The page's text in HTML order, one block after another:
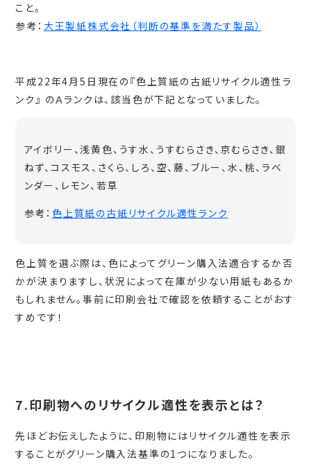
こと。
参考： 大王製紙株式会社（判断の基準を満たす製品）
平成22年4月5日現在の『色上質紙の古紙リサイクル適性ラ
ンク』 のＡランクは、該当色が下記となっていました。
アイボリー、浅黄色、うす水、うすむらさき、京むらさき、銀
ねず、コスモス、さくら、しろ、空、藤、ブルー、水、桃、ラベ
ンダー、レモン、若草
参考： 色上質紙の古紙リサイクル適性ランク
色上質を選ぶ際は、色によってグリーン購入法適合するか否
かが決まりますし、状況によって在庫が少ない用紙もあるか
もしれません。事前に印刷会社で確認を依頼することがおす
すめです！
7.印刷物へのリサイクル適性を表示とは？
先ほどお伝えしたように、印刷物にはリサイクル適性を表示
することがグリーン購入法基準の1つになりました。